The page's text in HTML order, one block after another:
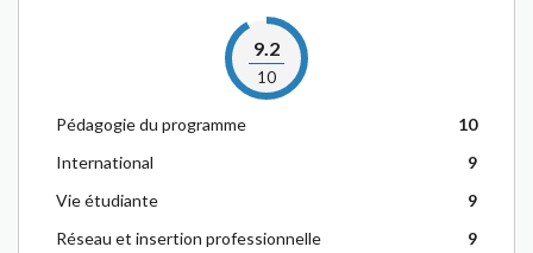
9.2
10
Pédagogie du programme
10
International
9
Vie étudiante
9
Réseau et insertion professionnelle
9